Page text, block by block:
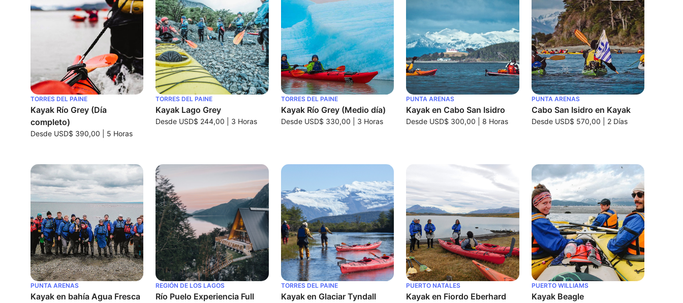
TORRES DEL PAINE
Kayak Río Grey (Día
completo)
Desde USD$ 390,00 5 Horas
TORRES DEL PAINE
Kayak Lago Grey
Desde USD$ 244,00 3 Horas
TORRES DEL PAINE
Kayak Río Grey (Medio día)
Desde USD$ 330,00 3 Horas
PUNTA ARENAS
Kayak en Cabo San Isidro
Desde USD$ 300,00 8 Horas
PUNTA ARENAS
Cabo San Isidro en Kayak
Desde USD$ 570,00 2 Días
PUNTA ARENAS
Kayak en bahía Agua Fresca
REGIÓN DE LOS LAGOS
Río Puelo Experiencia Full
TORRES DEL PAINE
Kayak en Glaciar Tyndall
PUERTO NATALES
Kayak en Fiordo Eberhard
PUERTO WILLIAMS
Kayak Beagle